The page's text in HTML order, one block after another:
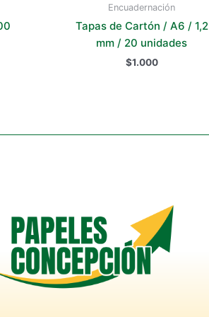
Encuadernación
Tapas de Cartón / A6 / 1,2
mm / 20 unidades
$1.000